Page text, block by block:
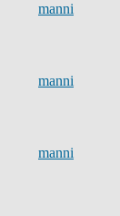
manni
manni
manni